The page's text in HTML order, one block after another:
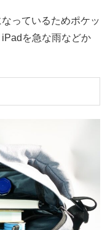
っているためポケッ
を急な雨などか